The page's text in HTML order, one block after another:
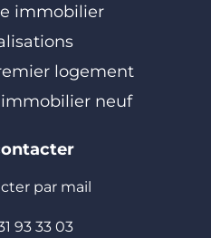
immobilier
logement
neuf
par mail
93 33 03